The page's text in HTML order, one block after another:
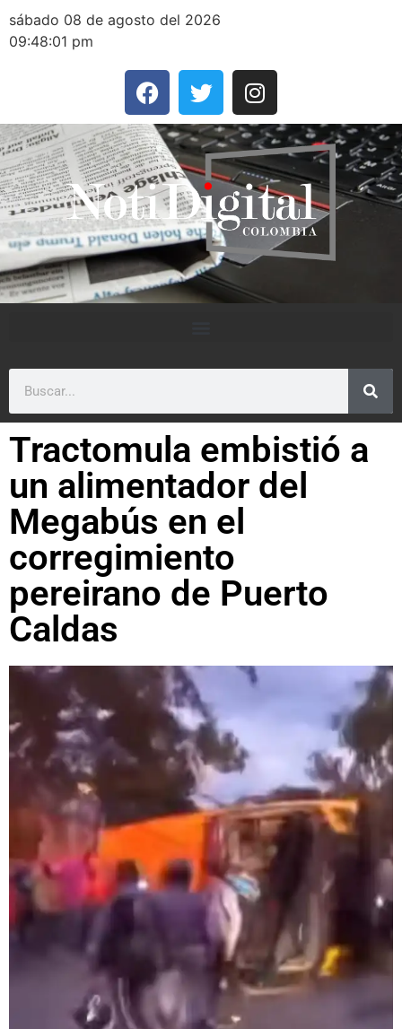
sábado 08 de agosto del 2026
09:48:01 pm
Tractomula embistió a
un alimentador del
Megabús en el
corregimiento
pereirano de Puerto
Caldas